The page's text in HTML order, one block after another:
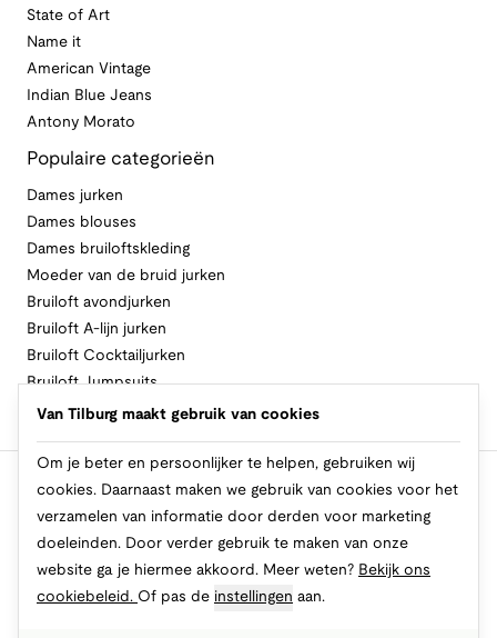
State of Art
Name it
American Vintage
Indian Blue Jeans
Antony Morato
Populaire categorieën
Dames jurken
Dames blouses
Dames bruiloftskleding
Moeder van de bruid jurken
Bruiloft avondjurken
Bruiloft A-lijn jurken
Bruiloft Cocktailjurken
Bruiloft Jumpsuits
Bruiloft Lange jurken
Volg Van Tilburg
Van Tilburg maakt gebruik van cookies
Om je beter en persoonlijker te helpen, gebruiken wij
cookies. Daarnaast maken we gebruik van cookies voor het
verzamelen van informatie door derden voor marketing
doeleinden. Door verder gebruik te maken van onze
website ga je hiermee akkoord. Meer weten? Bekijk ons
cookiebeleid. Of pas de instellingen aan.